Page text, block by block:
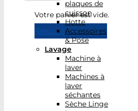
Votre panier est vide.
Retour à la boutique
plaques de
cuisson
Hotte
Accessoires
& Pose
Lavage
Machine à
laver
Machines à
laver
séchantes
Sèche Linge